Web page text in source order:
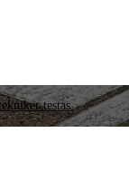
testas.